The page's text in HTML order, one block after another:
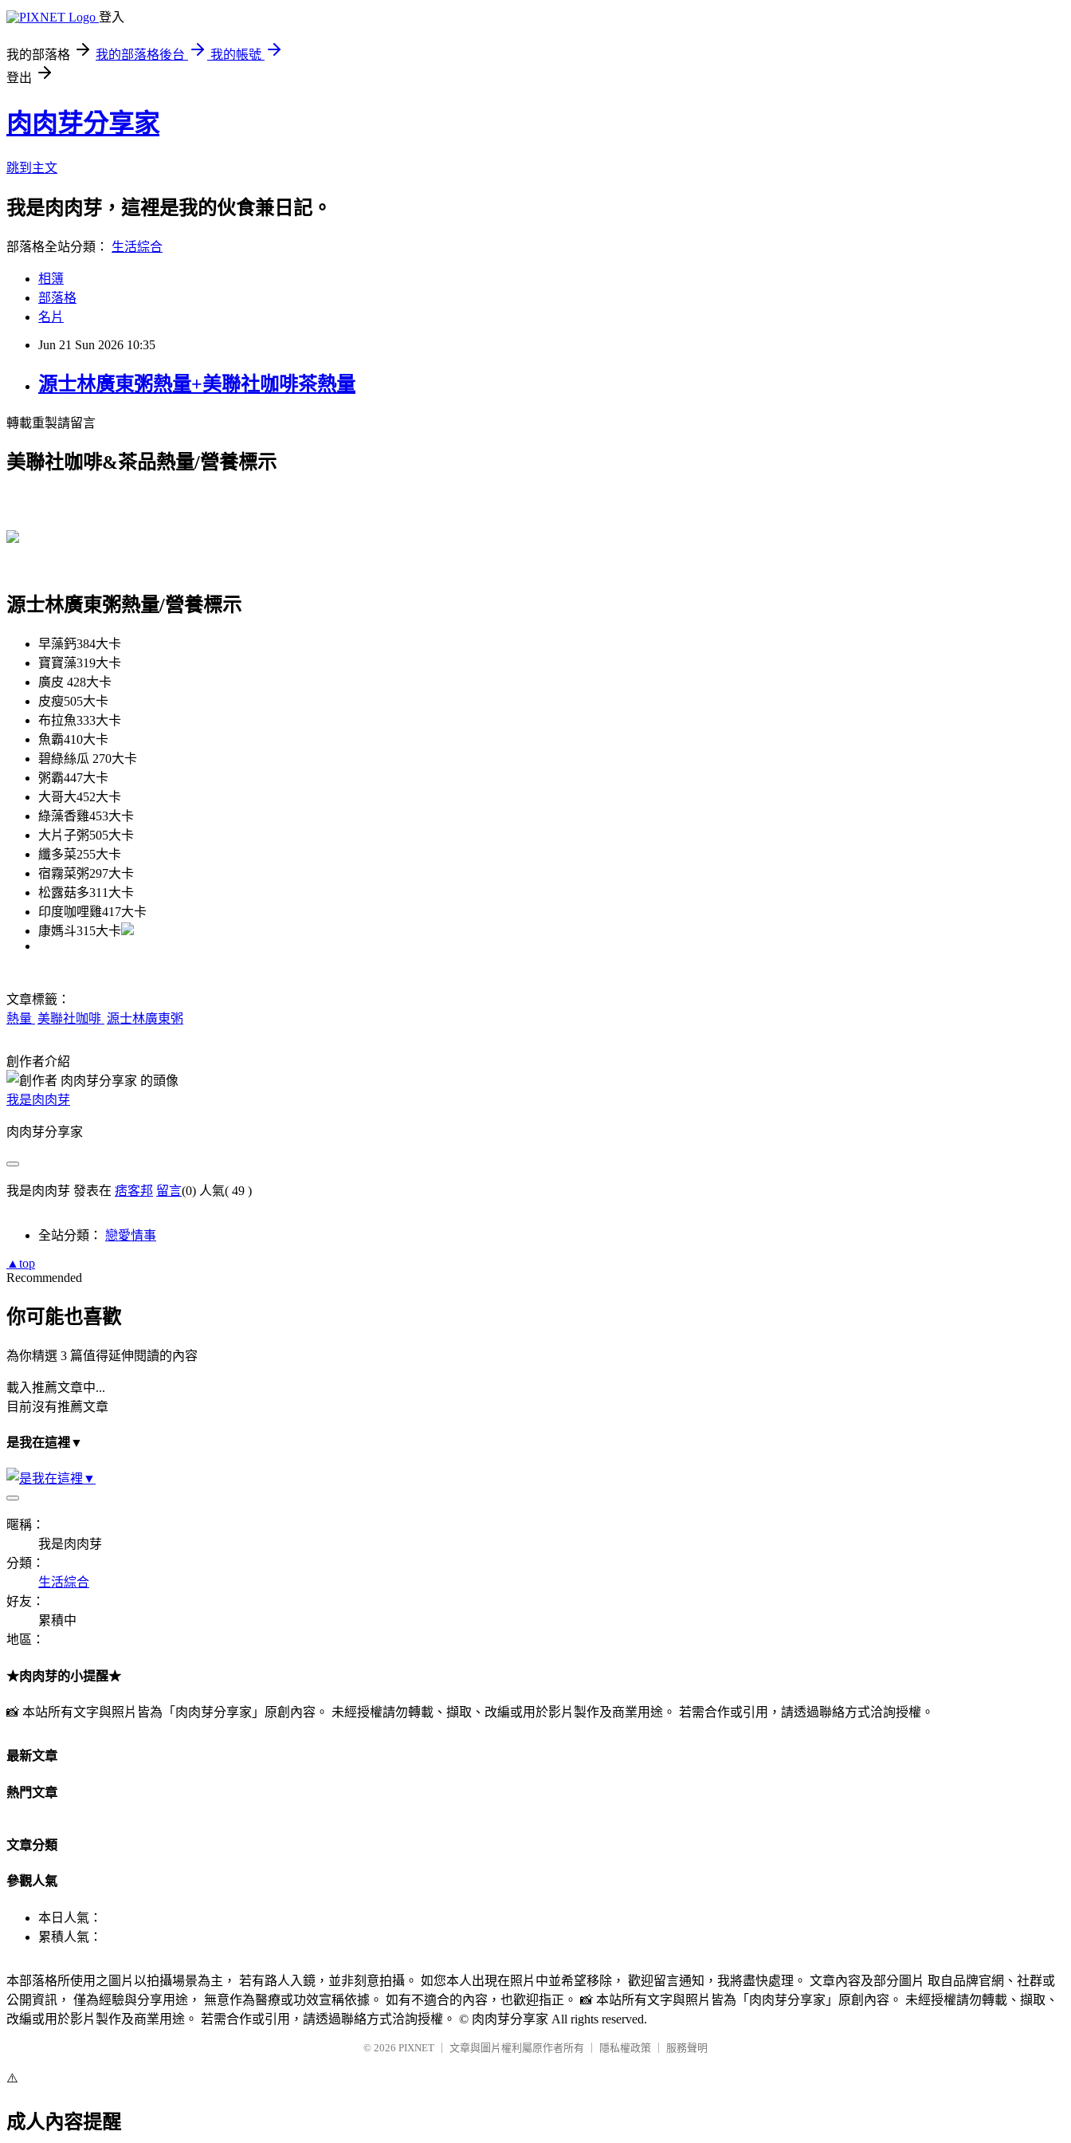
登入
我的部落格 我的部落格後台
我的帳號
登出
肉肉芽分享家
跳到主文
我是肉肉芽，這裡是我的伙食兼日記。
部落格全站分類： 生活綜合
相簿
部落格
名片
Jun 21 Sun 2026 10:35
源士林廣東粥熱量+美聯社咖啡茶熱量
轉載重製請留言
美聯社咖啡&茶品熱量/營養標示
源士林廣東粥熱量/營養標示
早藻鈣384大卡
寶寶藻319大卡
廣皮 428大卡
皮瘦505大卡
布拉魚333大卡
魚霸410大卡
碧綠絲瓜 270大卡
粥霸447大卡
大哥大452大卡
綠藻香雞453大卡
大片子粥505大卡
纖多菜255大卡
宿霧菜粥297大卡
松露菇多311大卡
印度咖哩雞417大卡
康媽斗315大卡
文章標籤：
熱量 美聯社咖啡 源士林廣東粥
創作者介紹
我是肉肉芽
肉肉芽分享家
我是肉肉芽 發表在 痞客邦 留言(0) 人氣( 49 )
全站分類： 戀愛情事
▲top
Recommended
你可能也喜歡
為你精選 3 篇值得延伸閱讀的內容
載入推薦文章中...
目前沒有推薦文章
是我在這裡▼
暱稱：
我是肉肉芽
分類：
生活綜合
好友：
累積中
地區：
★肉肉芽的小提醒★
📸 本站所有文字與照片皆為「肉肉芽分享家」原創內容。 未經授權請勿轉載、擷取、改編或用於影片製作及商業用途。 若需合作或引用，請透過聯絡方式洽詢授權。
最新文章
熱門文章
文章分類
參觀人氣
本日人氣：
累積人氣：
本部落格所使用之圖片以拍攝場景為主， 若有路人入鏡，並非刻意拍攝。 如您本人出現在照片中並希望移除， 歡迎留言通知，我將盡快處理。 文章內容及部分圖片 取自品牌官網、社群或
公開資訊， 僅為經驗與分享用途， 無意作為醫療或功效宣稱依據。 如有不適合的內容，也歡迎指正。 📸 本站所有文字與照片皆為「肉肉芽分享家」原創內容。 未經授權請勿轉載、擷取、
改編或用於影片製作及商業用途。 若需合作或引用，請透過聯絡方式洽詢授權。 © 肉肉芽分享家 All rights reserved.
© 2026 PIXNET 文章與圖片權利屬原作者所有 隱私權政策 服務聲明
⚠️
成人內容提醒